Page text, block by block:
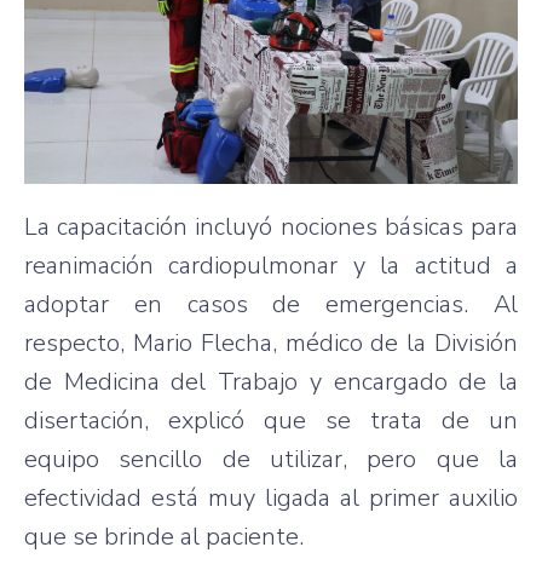
La capacitación incluyó nociones básicas para
reanimación cardiopulmonar y la actitud a
adoptar en casos de emergencias. Al
respecto, Mario Flecha, médico de la División
de Medicina del Trabajo y encargado de la
disertación, explicó que se trata de un
equipo sencillo de utilizar, pero que la
efectividad está muy ligada al primer auxilio
que se brinde al paciente.